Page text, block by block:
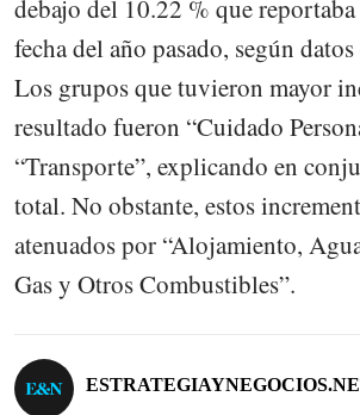
debajo del 10.22 % que
fecha del año pasado, según
Los grupos que tuvieron mayor
resultado fueron “Cuidado
“Transporte”, explicando en
total. No obstante, estos
atenuados por “Alojamiento,
Gas y Otros Combustibles”.